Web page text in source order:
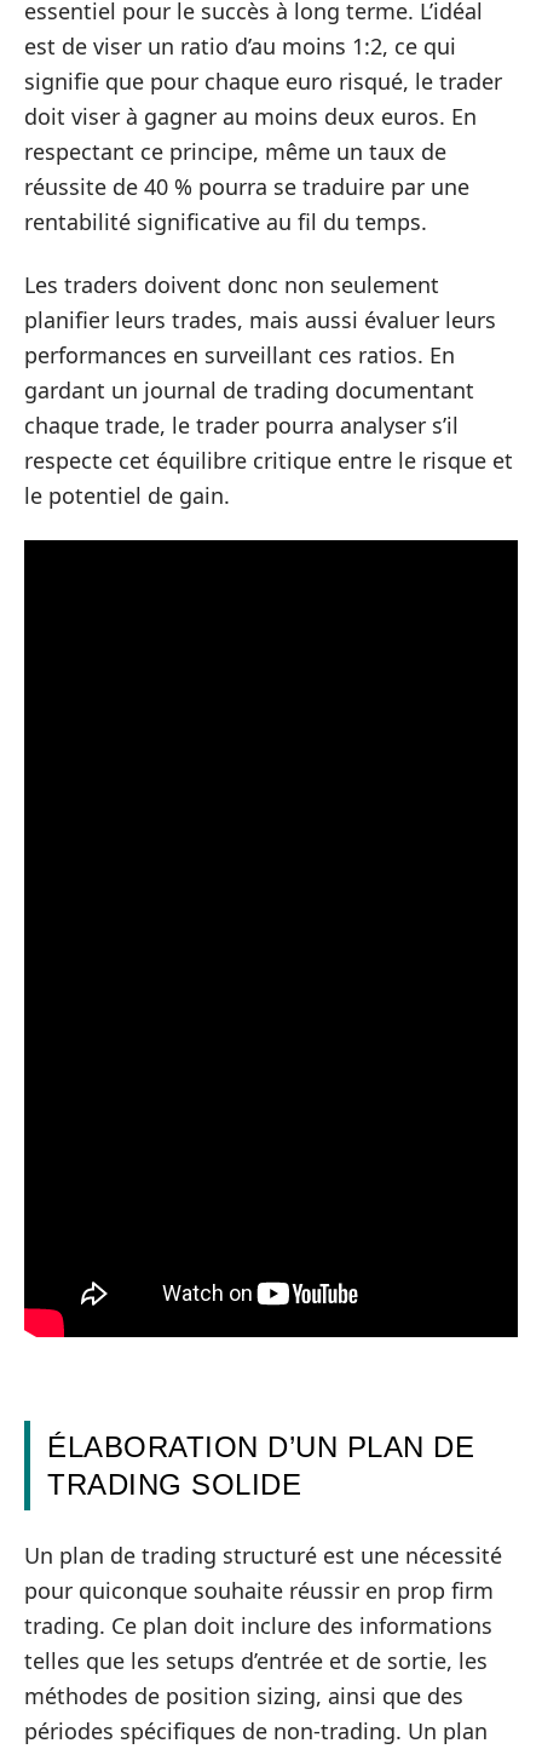
essentiel pour le succès à long terme. L’idéal
est de viser un ratio d’au moins 1:2, ce qui
signifie que pour chaque euro risqué, le trader
doit viser à gagner au moins deux euros. En
respectant ce principe, même un taux de
réussite de 40 % pourra se traduire par une
rentabilité significative au fil du temps.
Les traders doivent donc non seulement
planifier leurs trades, mais aussi évaluer leurs
performances en surveillant ces ratios. En
gardant un journal de trading documentant
chaque trade, le trader pourra analyser s’il
respecte cet équilibre critique entre le risque et
le potentiel de gain.
ÉLABORATION D’UN PLAN DE
TRADING SOLIDE
Un plan de trading structuré est une nécessité
pour quiconque souhaite réussir en prop firm
trading. Ce plan doit inclure des informations
telles que les setups d’entrée et de sortie, les
méthodes de position sizing, ainsi que des
périodes spécifiques de non-trading. Un plan